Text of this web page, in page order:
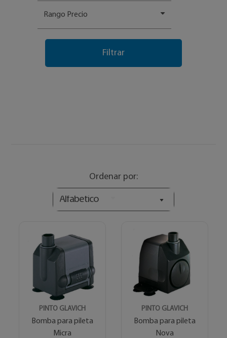
Rango Precio
Ordenar por:
Alfabetico
PINTO GLAVICH
Bomba para pileta
Micra
PINTO GLAVICH
Bomba para pileta
Nova